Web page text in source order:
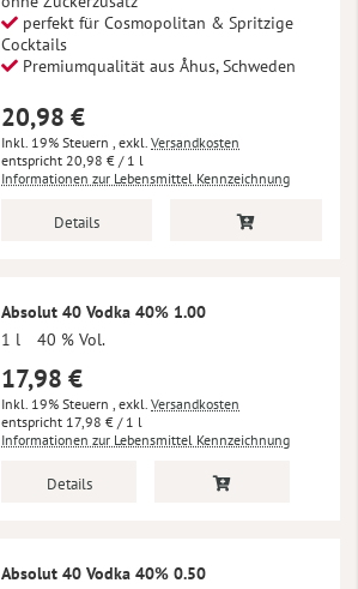
perfekt für Cosmopolitan & Spritzige
Cocktails
Premiumqualität aus Åhus, Schweden
20,98 €
Inkl. 19% Steuern , exkl. Versandkosten
20,98 € / 1 l
Informationen zur Lebensmittel Kennzeichnung
Details
Absolut 40 Vodka 40% 1.00
1 l
40 % Vol.
17,98 €
Inkl. 19% Steuern , exkl. Versandkosten
17,98 € / 1 l
Informationen zur Lebensmittel Kennzeichnung
Details
Absolut 40 Vodka 40% 0.50